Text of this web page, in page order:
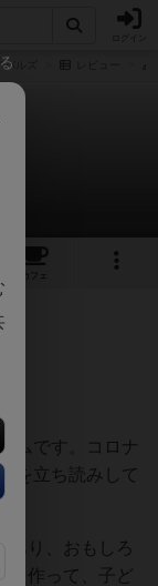
ルズ
カフェ
ムです。コロナ
を立ち読みして
あり、おもしろ
を作って、子ど